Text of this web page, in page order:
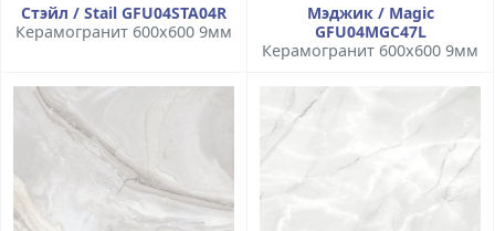
Стэйл / Stail GFU04STA04R
Керамогранит 600x600 9мм
Мэджик / Magic
GFU04MGC47L
Керамогранит 600x600 9мм